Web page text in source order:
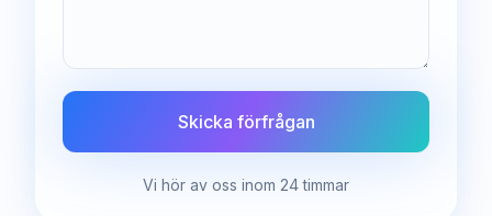
Skicka förfrågan
Vi hör av oss inom 24 timmar